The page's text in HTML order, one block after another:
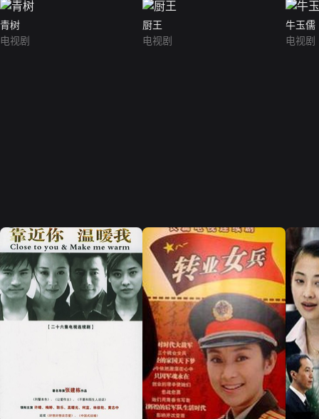
青树
电视剧
厨王
电视剧
牛玉儒
电视剧